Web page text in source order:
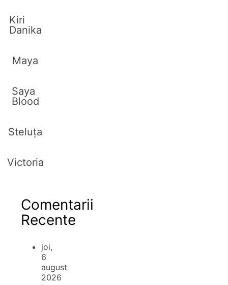
Kiri
Danika
Maya
Saya
Blood
Steluța
Victoria
Comentarii
Recente
joi,
6
august
2026